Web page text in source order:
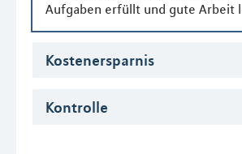
Aufgaben erfüllt und gute Arbeit
Kostenersparnis
Kontrolle